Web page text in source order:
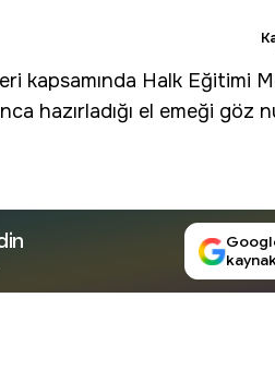
kapsamında Halk Eğitimi
hazırladığı el emeği göz